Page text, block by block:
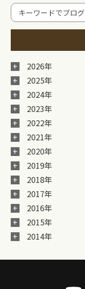
2026年
2025年
2024年
2023年
2022年
2021年
2020年
2019年
2018年
2017年
2016年
2015年
2014年